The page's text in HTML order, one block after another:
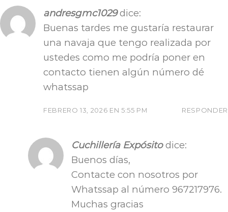
andresgmc1029 dice:
Buenas tardes me gustaría restaurar
una navaja que tengo realizada por
ustedes como me podría poner en
contacto tienen algún número dé
whatssap
FEBRERO 13, 2026 EN 5:55 PM RESPONDER
Cuchillería Expósito dice:
Buenos días,
Contacte con nosotros por
Whatssap al número 967217976.
Muchas gracias